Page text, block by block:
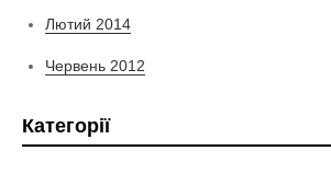
Лютий 2014
Червень 2012
Категорії